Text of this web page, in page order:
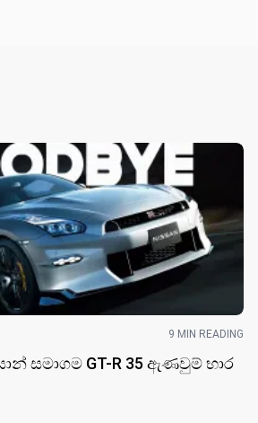
9 MIN READING
සමාගම GT-R 35 ඇණවුම් භාර